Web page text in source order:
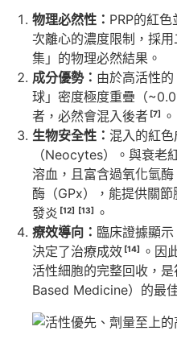
物理必然性： PRP的紅
次離心的濃度限制，採
集」的物理必然結果。
成分優勢： 由於高活性
球」密度極度重疊（
者，必然會混入後者 [7]
。
生物安全性： 混入的紅
（Neocytes）。與衰老
溶血，且富含過氧化氫
酶（GPx），能提供關
發炎 [12] [13]
。
療效導向： 臨床證據顯
決定了治療成效 [14]
。因
活性細胞的完整回收，
Based Medicine）的最